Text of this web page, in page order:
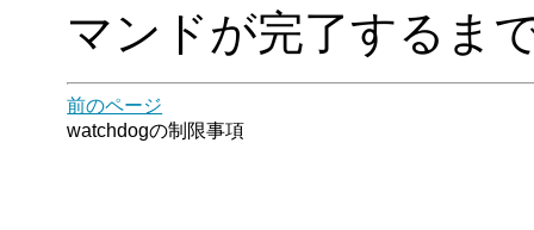
マンドが完了するま
前のページ
watchdogの制限事項